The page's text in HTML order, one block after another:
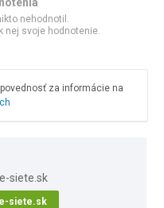
nehodnotil.
nej svoje hodnotenie.
za informácie na
siete.sk